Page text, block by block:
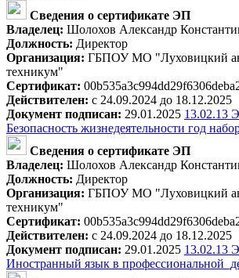
Сведения о сертификате ЭП
Владелец: Шолохов Александр
Должность: Директор
Организация: ГБПОУ МО "Луховицкий
техникум"
Сертификат:
Действителен: с 24.09.2024 до 18.12.2025
Документ подписан: 29.01.2025 13.02.13
Безопасность жизнедеятельности год
Сведения о сертификате ЭП
Владелец: Шолохов Александр
Должность: Директор
Организация: ГБПОУ МО "Луховицкий
техникум"
Сертификат:
Действителен: с 24.09.2024 до 18.12.2025
Документ подписан: 29.01.2025 13.02.13
Иностранный язык в